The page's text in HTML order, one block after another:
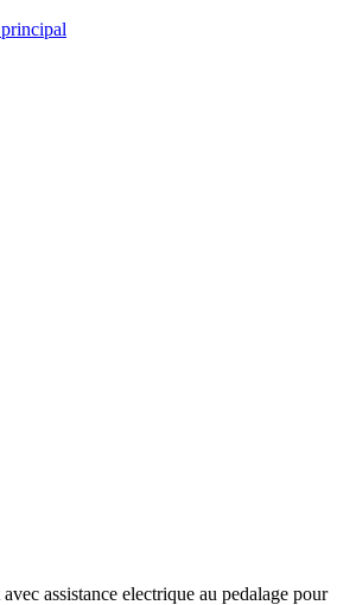
assistance electrique au pedalage pour